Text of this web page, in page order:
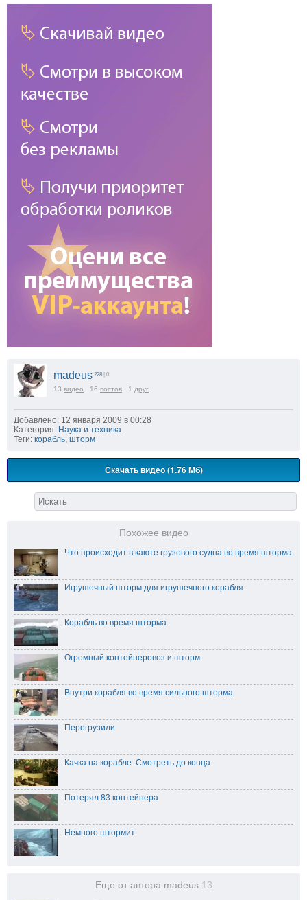
madeus 228 | 0
13 видео 16 постов 1 друг
Добавлено: 12 января 2009 в 00:28
Категория: Наука и техника
Теги: корабль шторм
Скачать видео (1.76 Мб)
Похожее видео
Что происходит в каюте грузового судна во время шторма
Игрушечный шторм для игрушечного корабля
Корабль во время шторма
Огромный контейнеровоз и шторм
Внутри корабля во время сильного шторма
Перегрузили
Качка на корабле. Смотреть до конца
Потерял 83 контейнера
Немного штормит
Еще от автора madeus 13